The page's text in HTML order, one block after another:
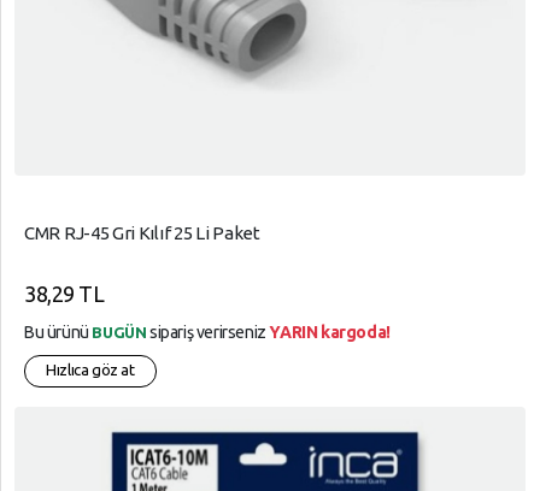
CMR RJ-45 Gri Kılıf 25 Li Paket
38,29 TL
Bu ürünü BUGÜN sipariş verirsenizYARIN kargoda!
Hızlıca göz at